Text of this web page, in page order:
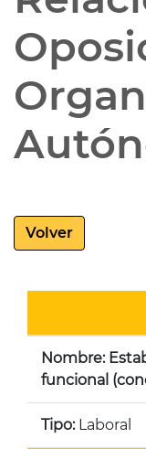
Volver
Nombre:
funcional
Tipo:Laboral